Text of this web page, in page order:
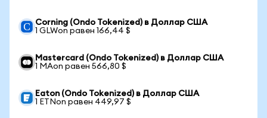
Corning (Ondo Tokenized) в Доллар США
1 GLWon равен 166,44 $
Mastercard (Ondo Tokenized) в Доллар США
1 MAon равен 566,80 $
Eaton (Ondo Tokenized) в Доллар США
1 ETNon равен 449,97 $